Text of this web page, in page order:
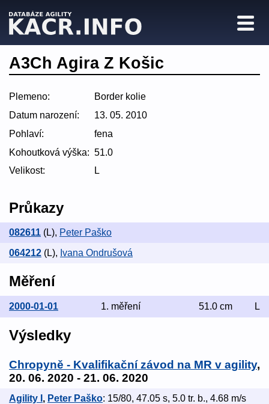
A3Ch Agira Z Košic
Plemeno:
Border kolie
Datum narození:
13. 05. 2010
Pohlaví:
fena
Kohoutková výška: 51.0
Velikost:
L
Průkazy
082611 (L), Peter Paško
064212 (L), Ivana Ondrušová
Měření
2000-01-01 1. měření 51.0 cm L
Výsledky
Chropyně - Kvalifikační závod na MR v agility,
20. 06. 2020 - 21. 06. 2020
Agility I , Peter Paško: 15/80, 47.05 s, 5.0 tr. b., 4.68 m/s